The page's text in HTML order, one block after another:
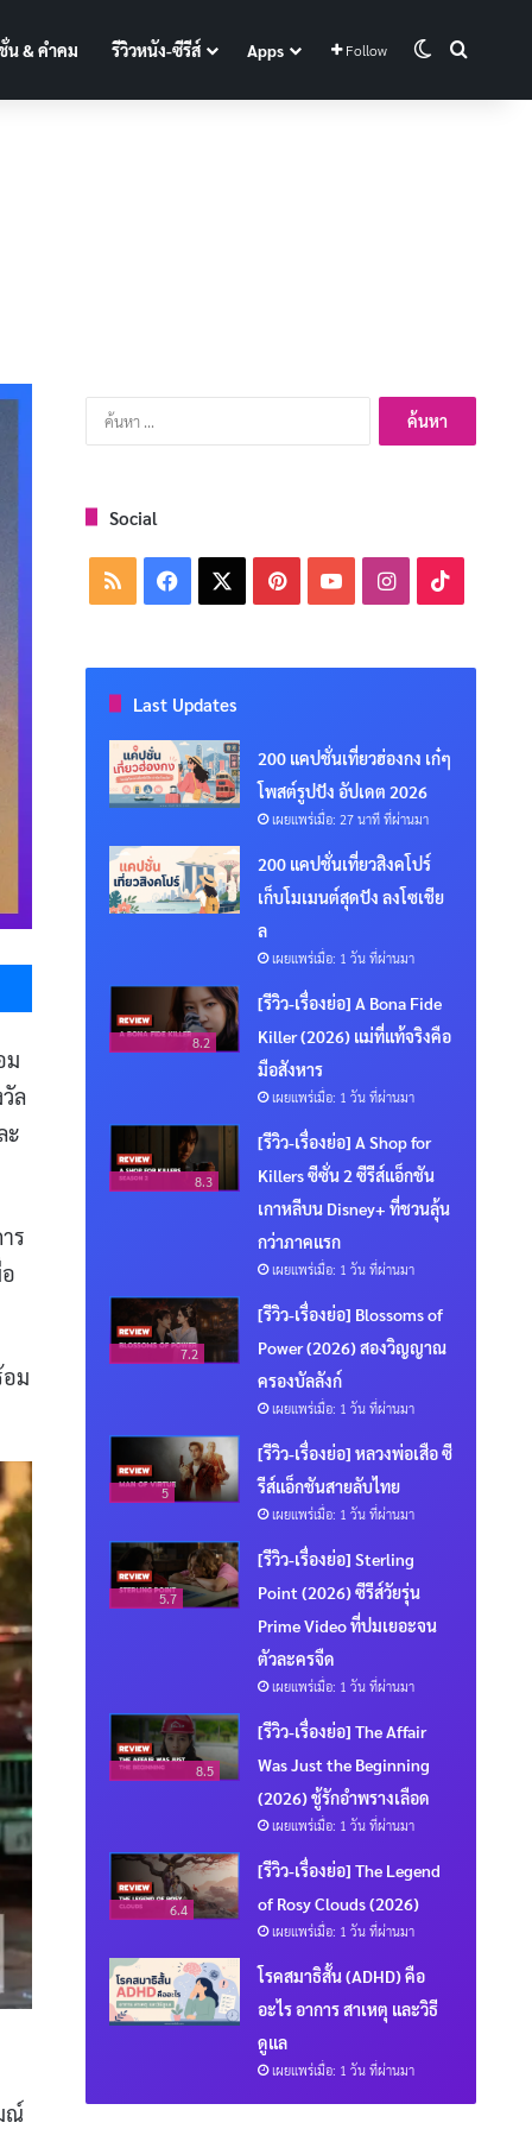
น & คำคม รีวิวหนัง-ซีรีส์ Apps Follow Switch skin
Messenger
ม
ล
ะ
ร
ม
ณ์
ค้นหา
สำหรับ:
Social
RSS Facebook PinterestYouTubeInstagram
Last Updates
200 แคปชั่นเที่ยวฮ่องกง เก๋ๆ
โพสต์รูปปัง อัปเดต 2026
เผยแพร่เมื่อ: 27 นาที ที่ผ่านมา
200 แคปชั่นเที่ยวสิงคโปร์
เก็บโมเมนต์สุดปัง ลงโซเชีย
ล
เผยแพร่เมื่อ: 1 วัน ที่ผ่านมา
8.2
[รีวิว-เรื่องย่อ] A Bona Fide
Killer (2026) แม่ที่แท้จริงคือ
มือสังหาร
เผยแพร่เมื่อ: 1 วัน ที่ผ่านมา
8.3
[รีวิว-เรื่องย่อ] A Shop for
Killers ซีซั่น 2 ซีรีส์แอ็กชัน
เกาหลีบน Disney+ ที่ชวนลุ้น
กว่าภาคแรก
เผยแพร่เมื่อ: 1 วัน ที่ผ่านมา
7.2
[รีวิว-เรื่องย่อ] Blossoms of
Power (2026) สองวิญญาณ
ครองบัลลังก์
เผยแพร่เมื่อ: 1 วัน ที่ผ่านมา
5
[รีวิว-เรื่องย่อ] หลวงพ่อเสือ ซี
รีส์แอ็กชันสายลับไทย
เผยแพร่เมื่อ: 1 วัน ที่ผ่านมา
5.7
[รีวิว-เรื่องย่อ] Sterling
Point (2026) ซีรีส์วัยรุ่น
Prime Video ที่ปมเยอะจน
ตัวละครจืด
เผยแพร่เมื่อ: 1 วัน ที่ผ่านมา
8.5
[รีวิว-เรื่องย่อ] The Affair
Was Just the Beginning
(2026) ชู้รักอำพรางเลือด
เผยแพร่เมื่อ: 1 วัน ที่ผ่านมา
6.4
[รีวิว-เรื่องย่อ] The Legend
of Rosy Clouds (2026)
เผยแพร่เมื่อ: 1 วัน ที่ผ่านมา
โรคสมาธิสั้น (ADHD) คือ
อะไร อาการ สาเหตุ และวิธี
ดูแล
เผยแพร่เมื่อ: 1 วัน ที่ผ่านมา